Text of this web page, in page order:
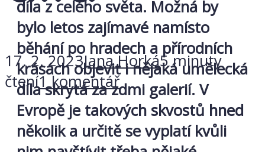
17. 2. 2023Jana Horká5 minuty
čtení1 komentář
díla z celého světa. Možná by
bylo letos zajímavé namísto
běhání po hradech a přírodních
krásách objevit i nějaká umělecká
díla skrytá za zdmi galerií. V
Evropě je takových skvostů hned
několik a určitě se vyplatí kvůli